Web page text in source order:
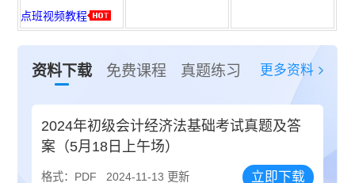
点班视频教程
资料下载 免费课程 真题练习 更多资料
2024年初级会计经济法基础考试真题及答
案（5月18日上午场）
格式：PDF 2024-11-13 更新 立即下载